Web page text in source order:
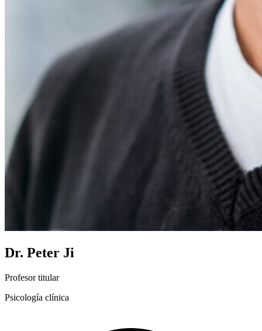
Dr. Peter Ji
Profesor titular
Psicología clínica